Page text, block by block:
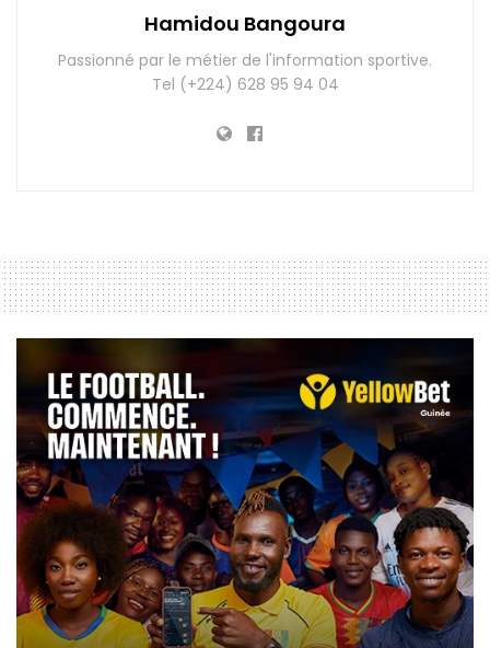
Hamidou Bangoura
Passionné par le métier de l'information sportive.
Tel (+224) 628 95 94 04